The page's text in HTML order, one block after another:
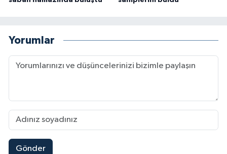
Yorumlar
Gönder